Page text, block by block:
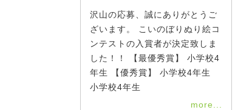
沢山の応募、誠にありがとうご
ざいます。 こいのぼりぬり絵コ
ンテストの入賞者が決定致しま
した！！ 【最優秀賞】 小学校4
年生 【優秀賞】 小学校4年生
小学校4年生
more...